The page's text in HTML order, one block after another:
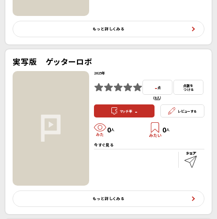
もっと詳しくみる
実写版 ゲッターロボ
2025年
- 点
(0人）
点数を
つける
マッチ率 - レビューする
0人 0人
今すぐ見る
もっと詳しくみる